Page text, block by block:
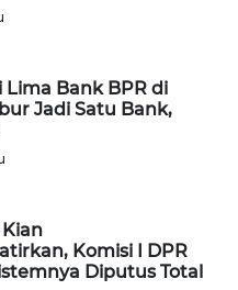
Lima Bank BPR di
Jadi Satu Bank,
Komisi I DPR
Diputus Total